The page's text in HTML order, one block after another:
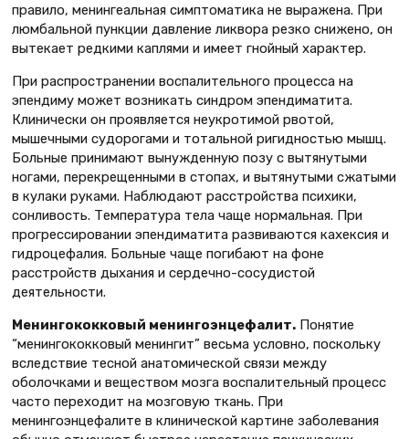
правило, менингеальная симптоматика не выражена. При
люмбальной пункции давление ликвора резко снижено, он
вытекает редкими каплями и имеет гнойный характер.
При распространении воспалительного процесса на
эпендиму может возникать синдром эпендиматита.
Клинически он проявляется неукротимой рвотой,
мышечными судорогами и тотальной ригидностью мышц.
Больные принимают вынужденную позу с вытянутыми
ногами, перекрещенными в стопах, и вытянутыми сжатыми
в кулаки руками. Наблюдают расстройства психики,
сонливость. Температура тела чаще нормальная. При
прогрессировании эпендиматита развиваются кахексия и
гидроцефалия. Больные чаще погибают на фоне
расстройств дыхания и сердечно-сосудистой
деятельности.
Менингококковый менингоэнцефалит. Понятие
“менингококковый менингит” весьма условно, поскольку
вследствие тесной анатомической связи между
оболочками и веществом мозга воспалительный процесс
часто переходит на мозговую ткань. При
менингоэнцефалите в клинической картине заболевания